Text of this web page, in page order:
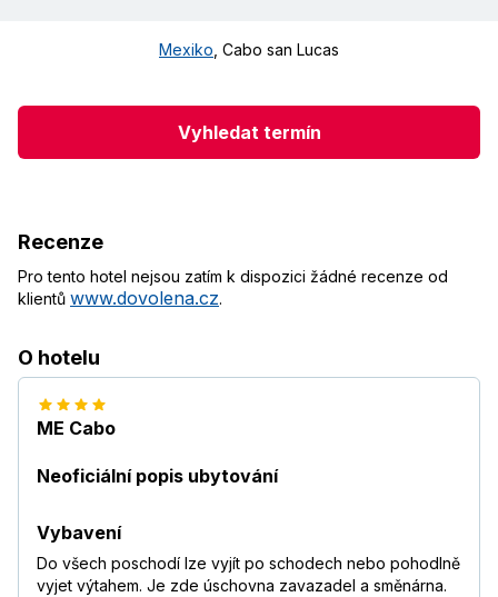
Mexiko Cabo san Lucas
Vyhledat termín
Recenze
Pro tento hotel nejsou zatím k dispozici žádné recenze od
klientů www.dovolena.cz.
O hotelu
ME Cabo
Neoficiální popis ubytování
Vybavení
Do všech poschodí lze vyjít po schodech nebo pohodlně
vyjet výtahem. Je zde úschovna zavazadel a směnárna.